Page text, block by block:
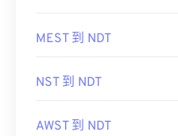
MEST 到 NDT
NST 到 NDT
AWST 到 NDT